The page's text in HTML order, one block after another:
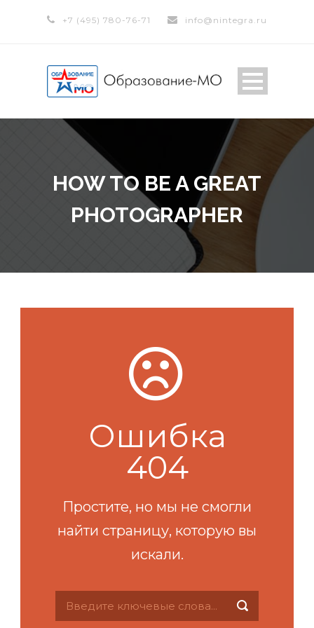
+7 (495) 780-76-71 info@nintegra.ru
HOW TO BE A GREAT
PHOTOGRAPHER
Ошибка
404
Простите, но мы не смогли
найти страницу, которую вы
искали.